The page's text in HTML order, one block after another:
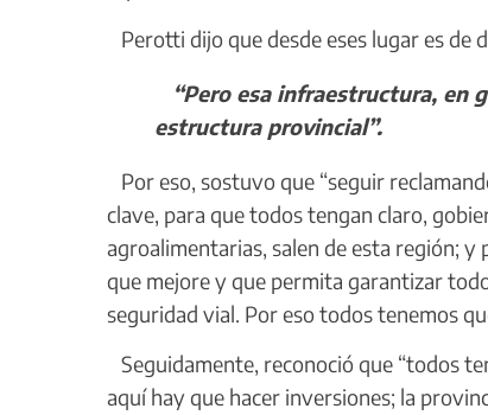
Perotti dijo que desde eses lugar es de
“Pero esa infraestructura, en
estructura provincial”.
Por eso, sostuvo que “seguir
clave, para que todos tengan claro,
agroalimentarias, salen de esta región;
que mejore y que permita garantizar
seguridad vial. Por eso todos tenemos
Seguidamente, reconoció que “todos
aquí hay que hacer inversiones; la